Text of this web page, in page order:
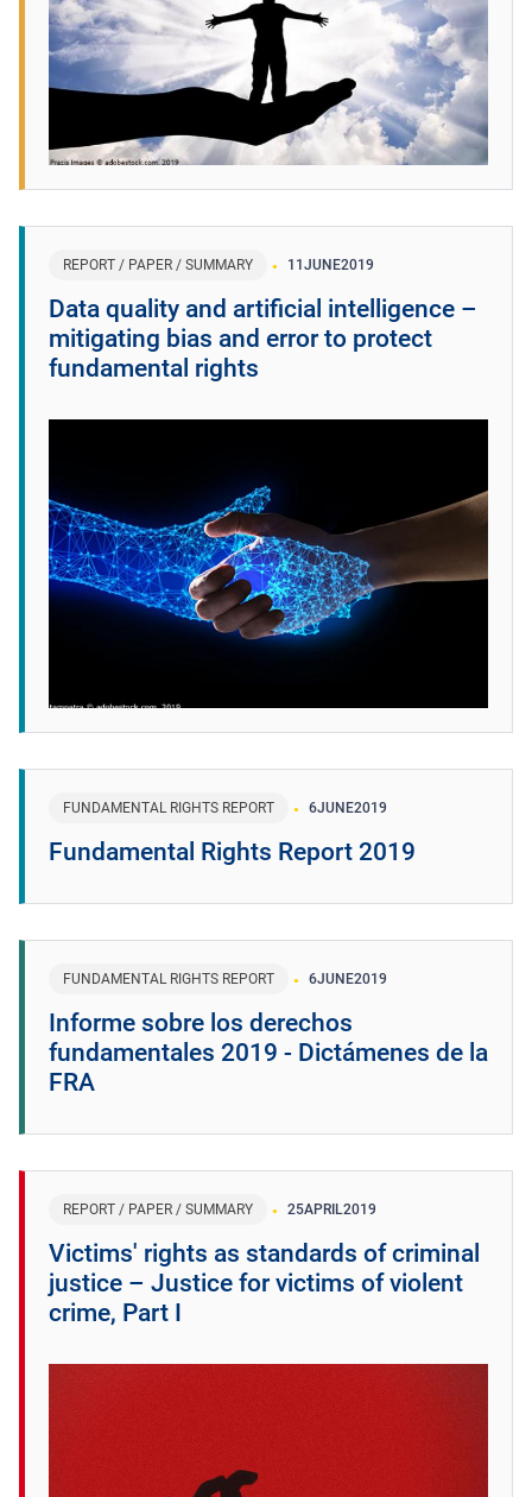
REPORT / PAPER / SUMMARY 11JUNE2019
Data quality and artificial intelligence –
mitigating bias and error to protect
fundamental rights
FUNDAMENTAL RIGHTS REPORT 6JUNE2019
Fundamental Rights Report 2019
FUNDAMENTAL RIGHTS REPORT 6JUNE2019
Informe sobre los derechos
fundamentales 2019 - Dictámenes de la
FRA
REPORT / PAPER / SUMMARY 25APRIL2019
Victims' rights as standards of criminal
justice – Justice for victims of violent
crime, Part I